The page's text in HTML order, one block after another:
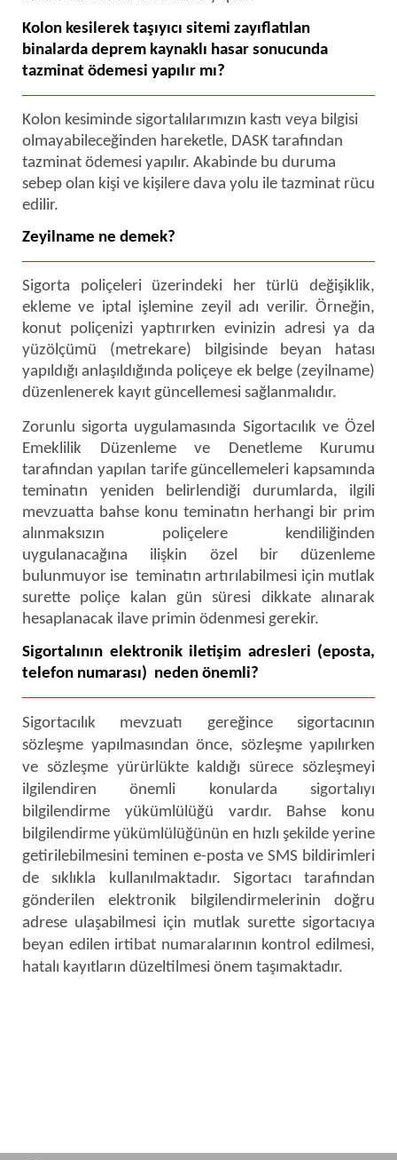
Kolon kesilerek taşıyıcı sitemi zayıflatılan
binalarda deprem kaynaklı hasar sonucunda
tazminat ödemesi yapılır mı?
Kolon kesiminde sigortalılarımızın kastı veya bilgisi
olmayabileceğinden hareketle, DASK tarafından
tazminat ödemesi yapılır. Akabinde bu duruma
sebep olan kişi ve kişilere dava yolu ile tazminat rücu
edilir.
Zeyilname ne demek?
Sigorta poliçeleri üzerindeki her türlü değişiklik,
ekleme ve iptal işlemine zeyil adı verilir. Örneğin,
konut poliçenizi yaptırırken evinizin adresi ya da
yüzölçümü (metrekare) bilgisinde beyan hatası
yapıldığı anlaşıldığında poliçeye ek belge (zeyilname)
düzenlenerek kayıt güncellemesi sağlanmalıdır.
Zorunlu sigorta uygulamasında Sigortacılık ve Özel
Emeklilik Düzenleme ve Denetleme Kurumu
tarafından yapılan tarife güncellemeleri kapsamında
teminatın yeniden belirlendiği durumlarda, ilgili
mevzuatta bahse konu teminatın herhangi bir prim
alınmaksızın poliçelere kendiliğinden
uygulanacağına ilişkin özel bir düzenleme
bulunmuyor ise teminatın artırılabilmesi için mutlak
surette poliçe kalan gün süresi dikkate alınarak
hesaplanacak ilave primin ödenmesi gerekir.
Sigortalının elektronik iletişim adresleri (eposta,
telefon numarası) neden önemli?
Sigortacılık mevzuatı gereğince
sigortacının
sözleşme yapılmasından önce, sözleşme yapılırken
ve sözleşme yürürlükte kaldığı sürece sözleşmeyi
ilgilendiren önemli konularda sigortalıyı
bilgilendirme yükümlülüğü vardır. Bahse konu
bilgilendirme yükümlülüğünün en hızlı şekilde yerine
getirilebilmesini teminen e-posta ve SMS bildirimleri
de sıklıkla kullanılmaktadır. Sigortacı tarafından
gönderilen elektronik bilgilendirmelerinin doğru
adrese ulaşabilmesi için mutlak surette sigortacıya
beyan edilen irtibat numaralarının kontrol edilmesi,
hatalı kayıtların düzeltilmesi önem taşımaktadır.